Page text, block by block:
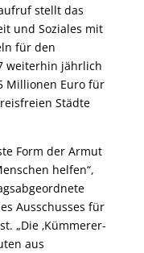
stellt das
und Soziales mit
für den
weiterhin jährlich
Millionen Euro für
Städte
Form der Armut
helfen“,
Ausschusses für
„Die ‚Kümmerer-
aus